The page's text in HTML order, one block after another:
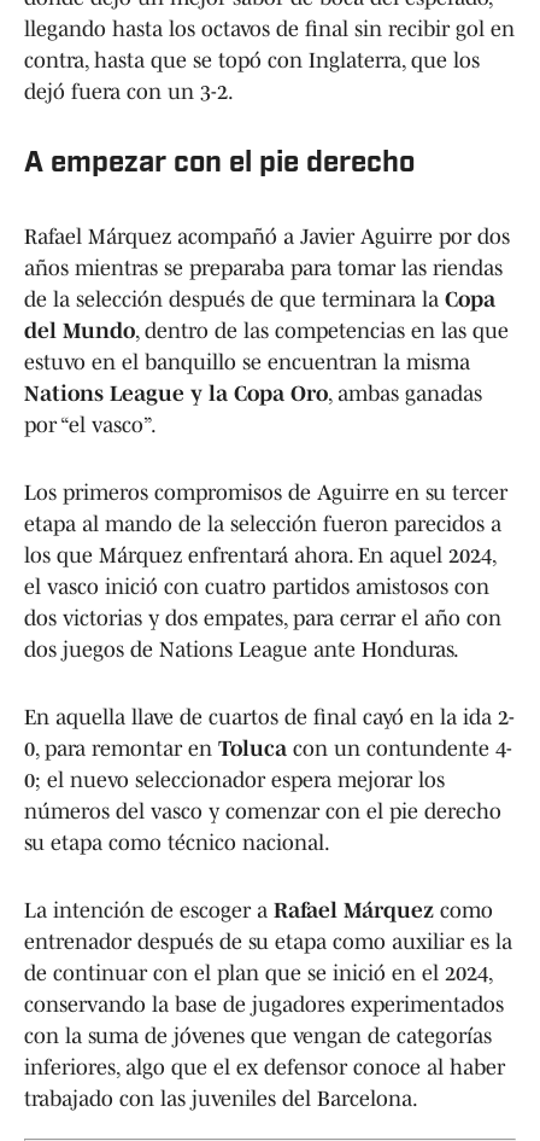
llegando hasta los octavos de final sin recibir gol en
contra, hasta que se topó con Inglaterra, que los
dejó fuera con un 3-2.
A empezar con el pie derecho
Rafael Márquez acompañó a Javier Aguirre por dos
años mientras se preparaba para tomar las riendas
de la selección después de que terminara la Copa
del Mundo, dentro de las competencias en las que
estuvo en el banquillo se encuentran la misma
Nations League y la Copa Oro, ambas ganadas
por “el vasco”.
Los primeros compromisos de Aguirre en su tercer
etapa al mando de la selección fueron parecidos a
los que Márquez enfrentará ahora. En aquel 2024,
el vasco inició con cuatro partidos amistosos con
dos victorias y dos empates, para cerrar el año con
dos juegos de Nations League ante Honduras.
En aquella llave de cuartos de final cayó en la ida 2-
0, para remontar en Toluca con un contundente 4-
0; el nuevo seleccionador espera mejorar los
números del vasco y comenzar con el pie derecho
su etapa como técnico nacional.
La intención de escoger a Rafael Márquez como
entrenador después de su etapa como auxiliar es la
de continuar con el plan que se inició en el 2024,
conservando la base de jugadores experimentados
con la suma de jóvenes que vengan de categorías
inferiores, algo que el ex defensor conoce al haber
trabajado con las juveniles del Barcelona.